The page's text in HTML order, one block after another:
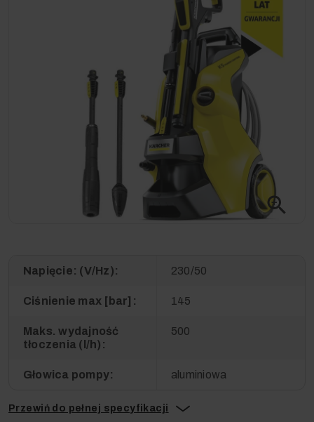
zoom_in
Napięcie: (V/Hz): 230/50
Ciśnienie max [bar]: 145
Maks. wydajność
tłoczenia (l/h):
500
Głowica pompy: aluminiowa
Przewiń do pełnej specyfikacji